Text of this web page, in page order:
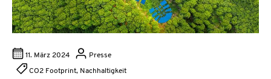
11. März 2024 Presse
CO2 Footprint, Nachhaltigkeit